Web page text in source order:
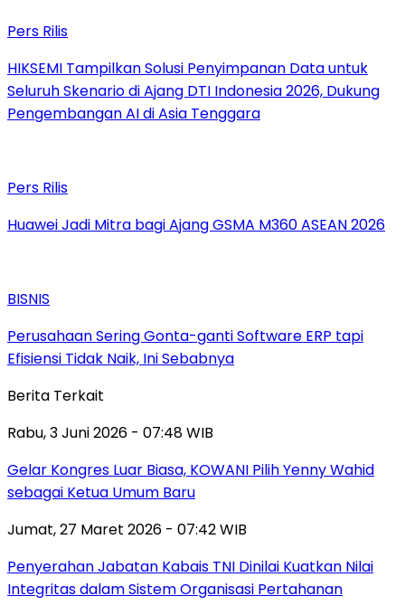
Pers Rilis
HIKSEMI Tampilkan Solusi Penyimpanan Data untuk
Seluruh Skenario di Ajang DTI Indonesia 2026, Dukung
Pengembangan AI di Asia Tenggara
Pers Rilis
Huawei Jadi Mitra bagi Ajang GSMA M360 ASEAN 2026
BISNIS
Perusahaan Sering Gonta-ganti Software ERP tapi
Efisiensi Tidak Naik, Ini Sebabnya
Berita Terkait
Rabu, 3 Juni 2026 - 07:48 WIB
Gelar Kongres Luar Biasa, KOWANI Pilih Yenny Wahid
sebagai Ketua Umum Baru
Jumat, 27 Maret 2026 - 07:42 WIB
Penyerahan Jabatan Kabais TNI Dinilai Kuatkan Nilai
Integritas dalam Sistem Organisasi Pertahanan